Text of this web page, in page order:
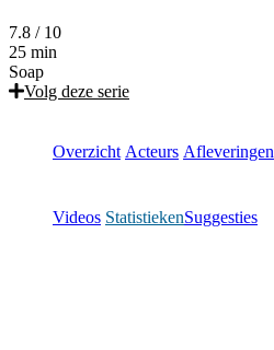
7.8 / 10
25 min
Soap
Volg deze serie
Overzicht Acteurs Afleveringen
Videos StatistiekenSuggesties